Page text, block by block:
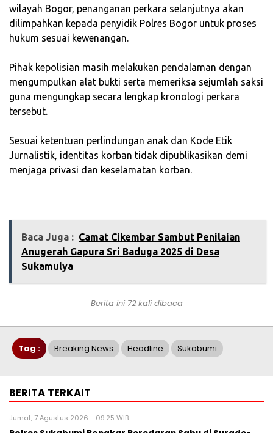
wilayah Bogor, penanganan perkara selanjutnya akan
dilimpahkan kepada penyidik Polres Bogor untuk proses
hukum sesuai kewenangan.
‎Pihak kepolisian masih melakukan pendalaman dengan
mengumpulkan alat bukti serta memeriksa sejumlah saksi
guna mengungkap secara lengkap kronologi perkara
tersebut.
‎Sesuai ketentuan perlindungan anak dan Kode Etik
Jurnalistik, identitas korban tidak dipublikasikan demi
menjaga privasi dan keselamatan korban.
Baca Juga : ‎Camat Cikembar Sambut Penilaian
Anugerah Gapura Sri Baduga 2025 di Desa
Sukamulya
Berita ini 72 kali dibaca
Tag : Breaking News Headline Sukabumi
BERITA TERKAIT
Jumat, 7 Agustus 2026 - 09:25 WIB